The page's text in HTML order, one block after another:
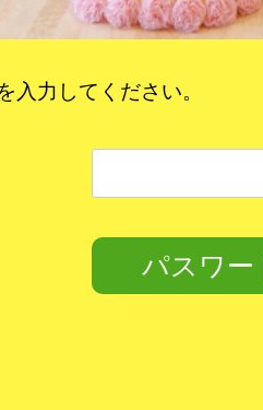
入力してください。